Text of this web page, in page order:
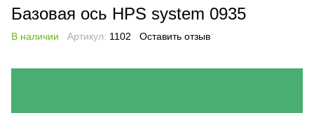
Базовая ось HPS system 0935
В наличии Артикул: 1102 Оставить отзыв